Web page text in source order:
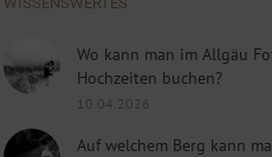
Wo kann man im Allgäu
Hochzeiten buchen?
10.04.2026
Auf welchem Berg kann